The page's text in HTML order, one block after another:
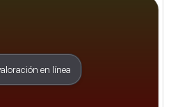
en línea